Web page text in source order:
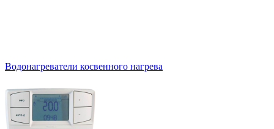
Водонагреватели косвенного нагрева